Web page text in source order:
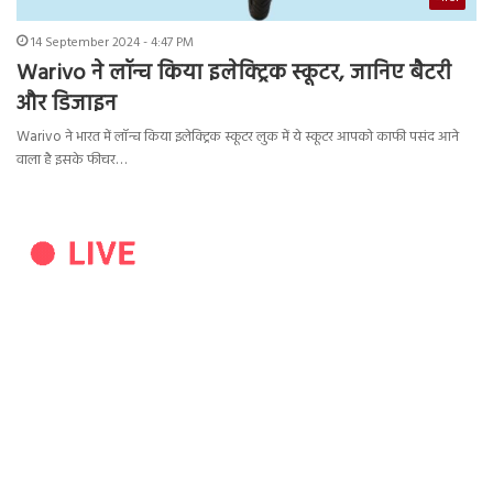
14 September 2024 - 4:47 PM
Warivo ने लॉन्च किया इलेक्ट्रिक स्कूटर, जानिए बैटरी
और डिजाइन
Warivo ने भारत में लॉन्च किया इलेक्ट्रिक स्कूटर लुक में ये स्कूटर आपको काफी पसंद आने
वाला है इसके फीचर…